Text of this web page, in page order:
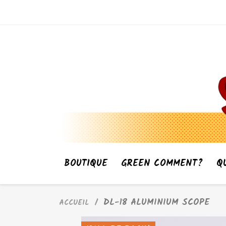
BOUTIQUE GREEN COMMENT?
ACCUEIL DL-18 ALUMINIUM SCOPE